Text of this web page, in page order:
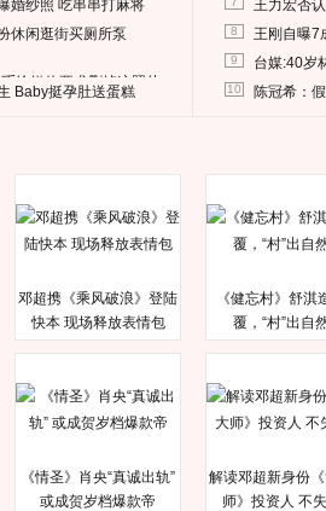
婚纱照 吃串串打麻将
休闲逛街买厕所泵
给媒体要求删掉这照片
Baby挺孕肚送蛋糕
王力宏否
8 王刚自曝7
9 台媒:40岁
10 陈冠希：
邓超携《乘风破浪》登陆
快本 现场释放表情包
《健忘村》舒淇
覆，“村”出自
《情圣》肖央“真诚出轨”
或成贺岁档爆款帝
解读邓超新身份
师》投资人 不